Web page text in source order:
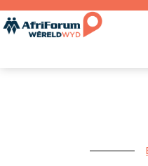
Skip
to